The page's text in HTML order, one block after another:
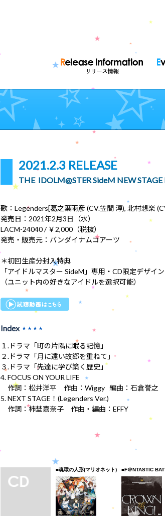
2021.2.3 RELEASE
THE IDOLM@STER SideM NEW STAGE
歌：Legenders[葛之葉雨彦 (CV.笠間 淳), 北村想楽
発売日：2021年2月3日（水）
LACM-24040 / ￥2,000（税抜）
発売・販売元：バンダイナムコアーツ
＊初回生産分封入特典
「アイドルマスター SideM」専用・CD限定デザイ
（ユニット内の好きなアイドルを選択可能）
Index ★★★★
１.ドラマ「町の片隅に眠る記憶」
２.ドラマ「月に遠い故郷を重ねて」
３.ドラマ「先達に学び築く歴史」
4. FOCUS ON YOUR LIFE
作詞：松井洋平 作曲：Wiggy 編曲：石倉誉之
5. NEXT STAGE！(Legenders Ver.)
作詞：柿埜嘉奈子 作曲・編曲：EFFY
■魂環の人形(マリオネット) ■F＠NTASTIC